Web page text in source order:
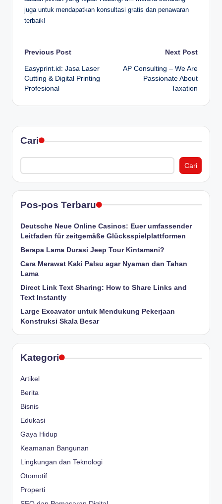
juga untuk mendapatkan konsultasi gratis dan penawaran
terbaik!
Post
navigation
Previous Post
Easyprint.id: Jasa Laser
Cutting & Digital Printing
Profesional
Next Post
AP Consulting – We Are
Passionate About
Taxation
Cari
Cari
Pos-pos Terbaru
Deutsche Neue Online Casinos: Euer umfassender
Leitfaden für zeitgemäße Glücksspielplattformen
Berapa Lama Durasi Jeep Tour Kintamani?
Cara Merawat Kaki Palsu agar Nyaman dan Tahan
Lama
Direct Link Text Sharing: How to Share Links and
Text Instantly
Large Excavator untuk Mendukung Pekerjaan
Konstruksi Skala Besar
Kategori
Artikel
Berita
Bisnis
Edukasi
Gaya Hidup
Keamanan Bangunan
Lingkungan dan Teknologi
Otomotif
Properti